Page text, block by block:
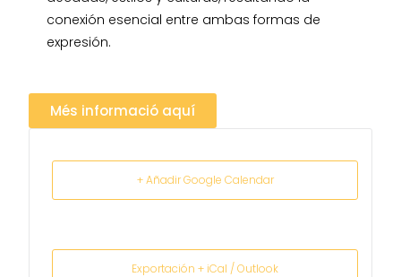
conexión esencial entre ambas formas de
expresión.
Més informació aquí
+ Añadir Google Calendar
Exportación + iCal / Outlook